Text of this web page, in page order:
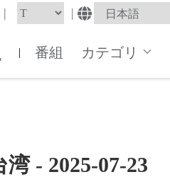
| |
| 番組 カテゴリ
- 2025-07-23